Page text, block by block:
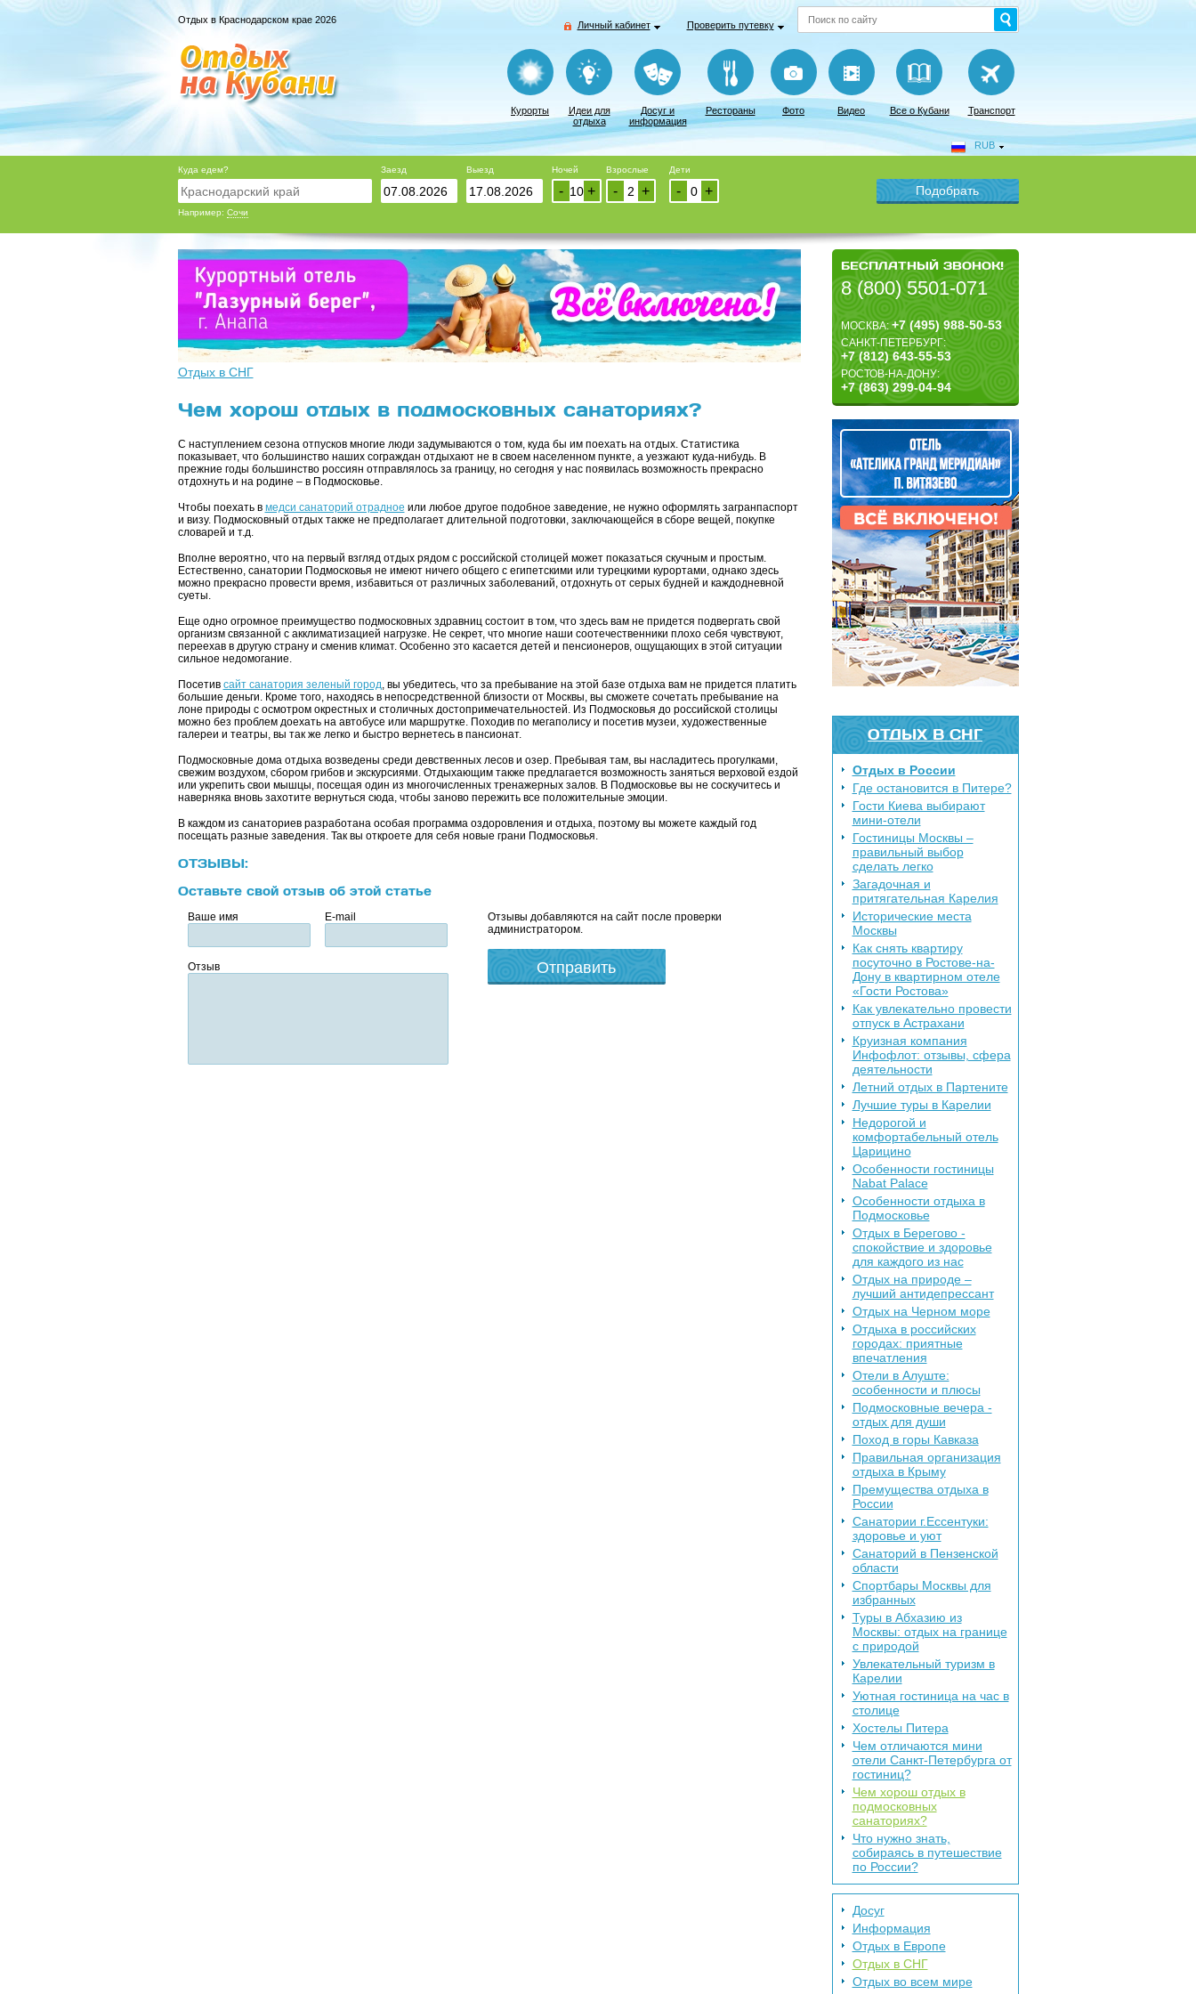
Отдых в Краснодарском крае 2026 Личный кабинет Проверить путевку
Курорты
Идеи для
отдыха
Досуг и
информация
Рестораны Фото Видео Все о Кубани Транспорт
RUB
Куда едем?
Например: Сочи
Заезд Выезд Ночей
+
-
Взрослые
+
-
Дети
+
-
БЕСПЛАТНЫЙ ЗВОНОК!
8 (800) 5501-071
МОСКВА:+7 (495) 988-50-53
САНКТ-ПЕТЕРБУРГ:
+7 (812) 643-55-53
РОСТОВ-НА-ДОНУ:
+7 (863) 299-04-94
ОТДЫХ В СНГ
Отдых в России
Где остановится в Питере?
Гости Киева выбирают
мини-отели
Гостиницы Москвы –
правильный выбор
сделать легко
Загадочная и
притягательная Карелия
Исторические места
Москвы
Как снять квартиру
посуточно в Ростове-на-
Дону в квартирном отеле
«Гости Ростова»
Как увлекательно провести
отпуск в Астрахани
Круизная компания
Инфофлот: отзывы, сфера
деятельности
Летний отдых в Партените
Лучшие туры в Карелии
Недорогой и
комфортабельный отель
Царицино
Особенности гостиницы
Nabat Palace
Особенности отдыха в
Подмосковье
Отдых в Берегово -
спокойствие и здоровье
для каждого из нас
Отдых на природе –
лучший антидепрессант
Отдых на Черном море
Отдыха в российских
городах: приятные
впечатления
Отели в Алуште:
особенности и плюсы
Подмосковные вечера -
отдых для души
Поход в горы Кавказа
Правильная организация
отдыха в Крыму
Премущества отдыха в
России
Санатории г.Ессентуки:
здоровье и уют
Санаторий в Пензенской
области
Спортбары Москвы для
избранных
Туры в Абхазию из
Москвы: отдых на границе
с природой
Увлекательный туризм в
Карелии
Уютная гостиница на час в
столице
Хостелы Питера
Чем отличаются мини
отели Санкт-Петербурга от
гостиниц?
Чем хорош отдых в
подмосковных
санаториях?
Что нужно знать,
собираясь в путешествие
по России?
Досуг
Информация
Отдых в Европе
Отдых в СНГ
Отдых во всем мире
Отдых в СНГ
Чем хорош отдых в подмосковных санаториях?
С наступлением сезона отпусков многие люди задумываются о том, куда бы им поехать на отдых. Статистика
показывает, что большинство наших сограждан отдыхают не в своем населенном пункте, а уезжают куда-нибудь. В
прежние годы большинство россиян отправлялось за границу, но сегодня у нас появилась возможность прекрасно
отдохнуть и на родине – в Подмосковье.
Чтобы поехать в медси санаторий отрадное или любое другое подобное заведение, не нужно оформлять загранпаспорт
и визу. Подмосковный отдых также не предполагает длительной подготовки, заключающейся в сборе вещей, покупке
словарей и т.д.
Вполне вероятно, что на первый взгляд отдых рядом с российской столицей может показаться скучным и простым.
Естественно, санатории Подмосковья не имеют ничего общего с египетскими или турецкими курортами, однако здесь
можно прекрасно провести время, избавиться от различных заболеваний, отдохнуть от серых будней и каждодневной
суеты.
Еще одно огромное преимущество подмосковных здравниц состоит в том, что здесь вам не придется подвергать свой
организм связанной с акклиматизацией нагрузке. Не секрет, что многие наши соотечественники плохо себя чувствуют,
переехав в другую страну и сменив климат. Особенно это касается детей и пенсионеров, ощущающих в этой ситуации
сильное недомогание.
Посетив сайт санатория зеленый город, вы убедитесь, что за пребывание на этой базе отдыха вам не придется платить
большие деньги. Кроме того, находясь в непосредственной близости от Москвы, вы сможете сочетать пребывание на
лоне природы с осмотром окрестных и столичных достопримечательностей. Из Подмосковья до российской столицы
можно без проблем доехать на автобусе или маршрутке. Походив по мегаполису и посетив музеи, художественные
галереи и театры, вы так же легко и быстро вернетесь в пансионат.
Подмосковные дома отдыха возведены среди девственных лесов и озер. Пребывая там, вы насладитесь прогулками,
свежим воздухом, сбором грибов и экскурсиями. Отдыхающим также предлагается возможность заняться верховой ездой
или укрепить свои мышцы, посещая один из многочисленных тренажерных залов. В Подмосковье вы не соскучитесь и
наверняка вновь захотите вернуться сюда, чтобы заново пережить все положительные эмоции.
В каждом из санаториев разработана особая программа оздоровления и отдыха, поэтому вы можете каждый год
посещать разные заведения. Так вы откроете для себя новые грани Подмосковья.
ОТЗЫВЫ:
Оставьте свой отзыв об этой статье
Ваше имя E-mail
Отзыв
Отзывы добавляются на сайт после проверки
администратором.